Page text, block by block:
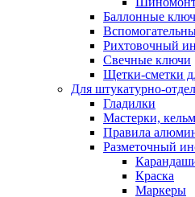
Баллонные
Рихтовочный
Свечные ключи
Щетки-сметки
Для штукатурно-
Гладилки
Мастерки,
Правила
Разметочный
Краска
Маркеры